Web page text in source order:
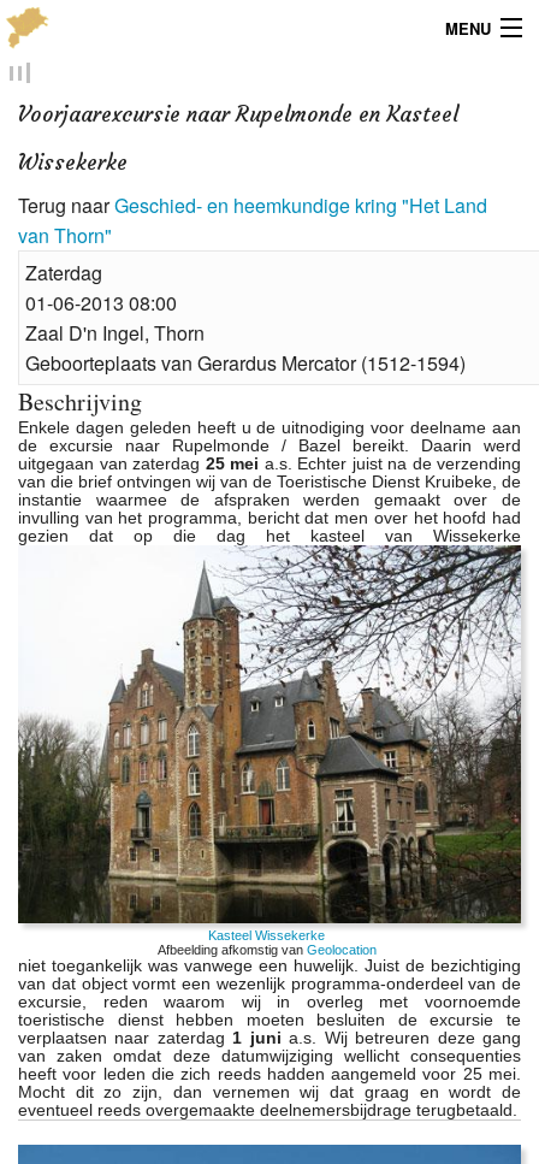
MENU
Menu
Dialect
Locaties
Kaarten
Overig
Verenigingsinfo
Voorjaarexcursie naar Rupelmonde en Kasteel
Wissekerke
Terug naarGeschied- en heemkundige kring "Het Land
van Thorn"
Zaterdag
01-06-2013 08:00
Zaal D'n Ingel, Thorn
Geboorteplaats van Gerardus Mercator (1512-1594)
Beschrijving
Enkele dagen geleden heeft u de uitnodiging voor deelname aan
de excursie naar Rupelmonde / Bazel bereikt. Daarin werd
uitgegaan van zaterdag 25 mei a.s. Echter juist na de verzending
van die brief ontvingen wij van de Toeristische Dienst Kruibeke, de
instantie waarmee de afspraken werden gemaakt over de
invulling van het programma, bericht dat men over het hoofd had
gezien dat op die dag het kasteel van Wissekerke
Kasteel Wissekerke
Afbeelding afkomstig van Geolocation
niet toegankelijk was vanwege een huwelijk. Juist de bezichtiging
van dat object vormt een wezenlijk programma-onderdeel van de
excursie, reden waarom wij in overleg met voornoemde
toeristische dienst hebben moeten besluiten de excursie te
verplaatsen naar zaterdag 1 juni a.s. Wij betreuren deze gang
van zaken omdat deze datumwijziging wellicht consequenties
heeft voor leden die zich reeds hadden aangemeld voor 25 mei.
Mocht dit zo zijn, dan vernemen wij dat graag en wordt de
eventueel reeds overgemaakte deelnemersbijdrage terugbetaald.